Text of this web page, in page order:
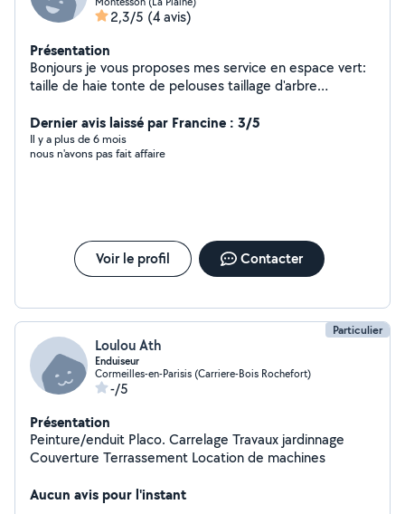
2,3/5 (4 avis)
Présentation
Bonjours je vous proposes mes service en espace vert:
taille de haie tonte de pelouses taillage d'arbre
contacter en mp cordialement.
Dernier avis laissé par Francine : 3/5
Il y a plus de 6 mois
nous n'avons pas fait affaire
Voir le profil Contacter
Particulier
Loulou Ath
Enduiseur
Cormeilles-en-Parisis (Carriere-Bois Rochefort)
-/5
Présentation
Peinture/enduit Placo. Carrelage Travaux jardinnage
Couverture Terrassement Location de machines
Aucun avis pour l'instant